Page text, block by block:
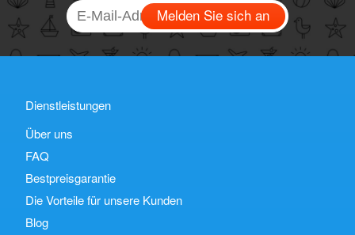
Melden Sie sich an
Dienstleistungen
Über uns
FAQ
Bestpreisgarantie
Die Vorteile für unsere Kunden
Blog